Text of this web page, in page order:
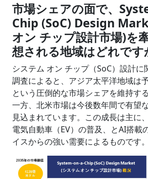
市場シェアの面で、
Chip (SoC) Design
オン チップ設計市場)を
想される地域はどれです
システム オン チップ（SoC）設計
調査によると、アジア太平洋地域は
という圧倒的な市場シェアを維持す
一方、北米市場は今後数年間で有望
見込まれています。この成長は主に
電気自動車（EV）の普及、とAI搭載
イスからの強い需要によるものです。